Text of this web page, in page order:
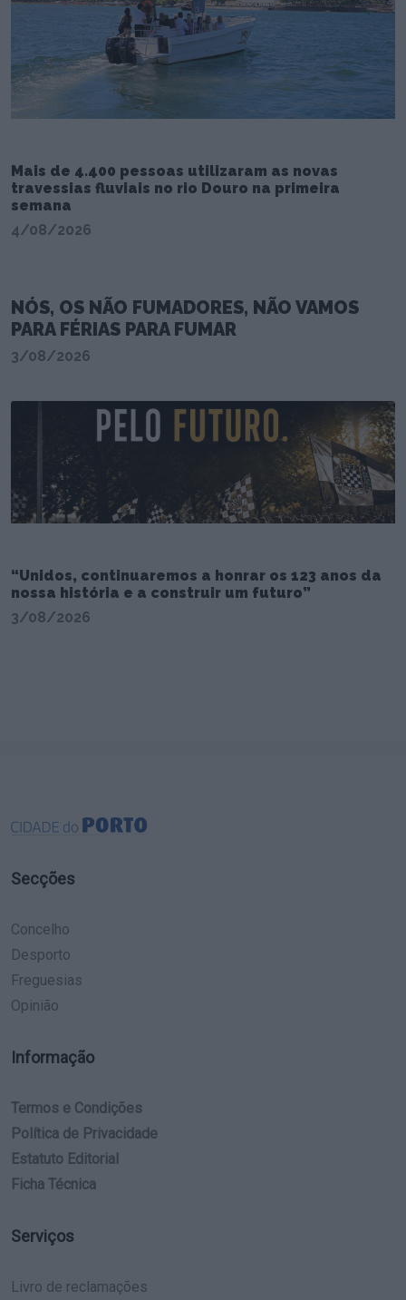
Mais de 4.400 pessoas utilizaram as novas
travessias fluviais no rio Douro na primeira
semana
4/08/2026
NÓS, OS NÃO FUMADORES, NÃO VAMOS
PARA FÉRIAS PARA FUMAR
3/08/2026
“Unidos, continuaremos a honrar os 123 anos da
nossa história e a construir um futuro”
3/08/2026
Secções
Concelho
Desporto
Freguesias
Opinião
Informação
Termos e Condições
Política de Privacidade
Estatuto Editorial
Ficha Técnica
Serviços
Livro de reclamações